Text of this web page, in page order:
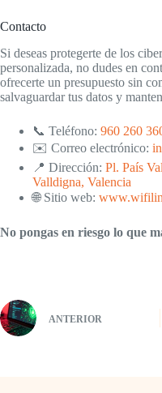
Contacto
Si deseas protegerte de los
personalizada, no dudes en
ofrecerte un presupuesto sin
salvaguardar tus datos y
📞 Teléfono: 960 260
✉️ Correo electrónico:
📍 Dirección: Pl. País
Valldigna, Valencia
🌐 Sitio web:
No pongas en riesgo lo que
ANTERIOR